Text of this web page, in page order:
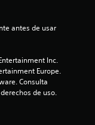
Inc.
Europe.
Consulta
de uso.